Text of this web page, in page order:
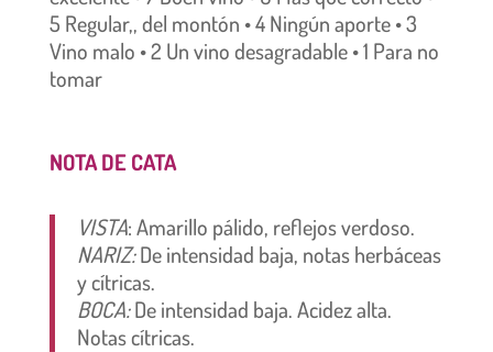
5 Regular,, del montón • 4 Ningún aporte • 3
Vino malo • 2 Un vino desagradable • 1 Para no
tomar
NOTA DE CATA
VISTA: Amarillo pálido, reflejos verdoso.
NARIZ:De intensidad baja, notas herbáceas
y cítricas.
BOCA:De intensidad baja. Acidez alta.
Notas cítricas.